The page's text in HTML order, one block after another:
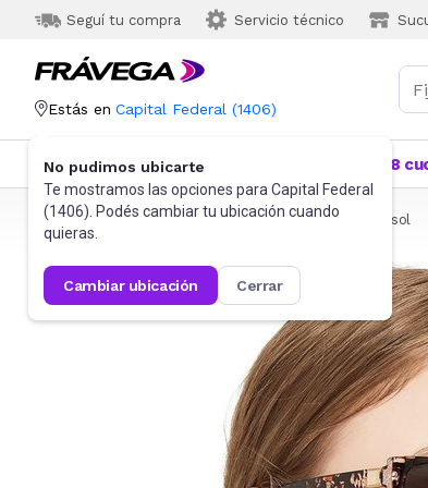
Seguí tu compra Servicio técnico
Estás en Capital Federal (1406)
No pudimos ubicarte
Te mostramos las opciones para Capital Federal
(1406). Podés cambiar tu ubicación cuando
quieras.
cambiar ubicación cerrar
Categorías Más Vendidos 18
Frávega Indumentaria Accesorios Anteojos de sol